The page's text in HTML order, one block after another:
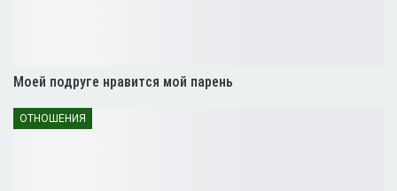
Моей подруге нравится мой парень
ОТНОШЕНИЯ